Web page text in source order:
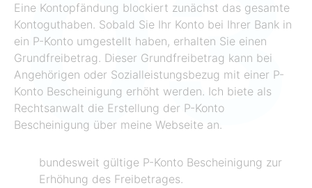
Eine Kontopfändung blockiert zunächst das gesamte
Kontoguthaben. Sobald Sie Ihr Konto bei Ihrer Bank in
ein P-Konto umgestellt haben, erhalten Sie einen
Grundfreibetrag. Dieser Grundfreibetrag kann bei
Angehörigen oder Sozialleistungsbezug mit einer P-
Konto Bescheinigung erhöht werden. Ich biete als
Rechtsanwalt die Erstellung der P-Konto
Bescheinigung über meine Webseite an.
bundesweit gültige P-Konto Bescheinigung zur
Erhöhung des Freibetrages.